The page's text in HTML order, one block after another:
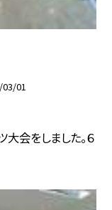
01
大会をしました。６